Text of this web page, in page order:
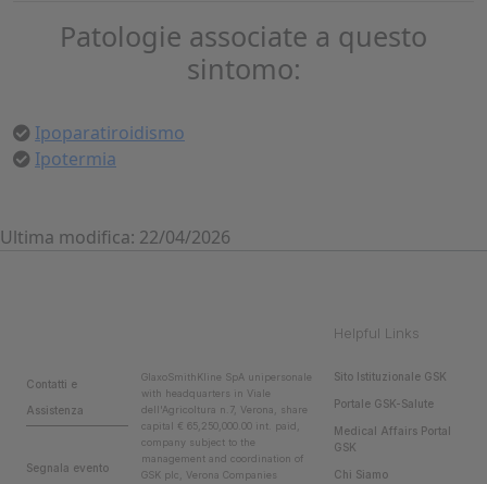
Patologie associate a questo
sintomo:
Ipoparatiroidismo
Ipotermia
Ultima modifica: 22/04/2026
Helpful Links
Contatti e
Assistenza
Segnala evento
GlaxoSmithKline SpA unipersonale
with headquarters in Viale
dell'Agricoltura n.7, Verona, share
capital € 65,250,000.00 int. paid,
company subject to the
management and coordination of
GSK plc, Verona Companies
Sito Istituzionale GSK
Portale GSK-Salute
Medical Affairs Portal
GSK
Chi Siamo